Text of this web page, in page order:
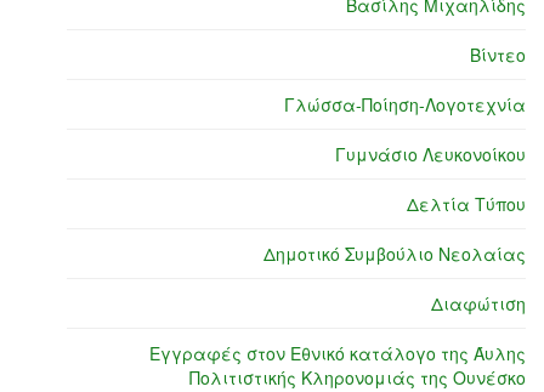
Βασίλης Μιχαηλίδης
Βίντεο
Γλώσσα-Ποίηση-Λογοτεχνία
Γυμνάσιο Λευκονοίκου
Δελτία Τύπου
Δημοτικό Συμβούλιο Νεολαίας
Διαφώτιση
Εγγραφές στον Εθνικό κατάλογο της Άυλης
Πολιτιστικής Κληρονομιάς της Ουνέσκο